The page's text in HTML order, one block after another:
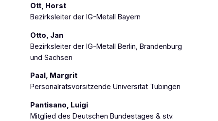
Ott, Horst
Bezirksleiter der IG-Metall Bayern
Otto, Jan
Bezirksleiter der IG-Metall Berlin, Brandenburg
und Sachsen
Paal, Margrit
Personalratsvorsitzende Universität Tübingen
Pantisano, Luigi
Mitglied des Deutschen Bundestages & stv.